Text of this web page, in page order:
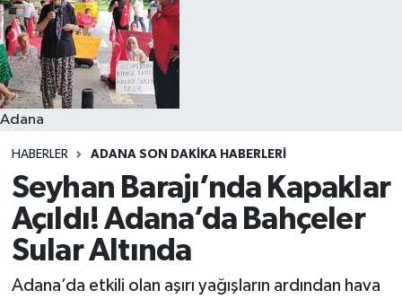
Adana
HABERLER ADANA SON DAKIKA HABERLERI
Seyhan Barajı’nda Kapaklar
Açıldı! Adana’da Bahçeler
Sular Altında
Adana’da etkili olan aşırı yağışların ardından hava
Resmi İlanlar